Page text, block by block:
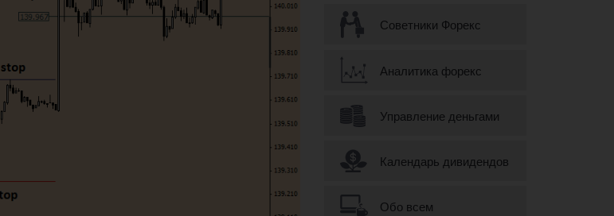
Советники Форекс
Аналитика форекс
Управление деньгами
Календарь дивидендов
Обо всем